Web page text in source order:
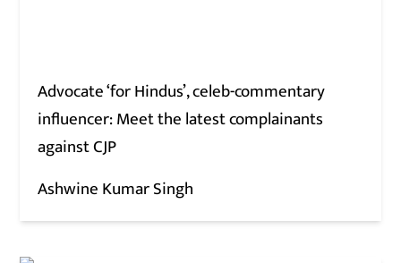
Advocate ‘for Hindus’, celeb-commentary
influencer: Meet the latest complainants
against CJP
Ashwine Kumar Singh